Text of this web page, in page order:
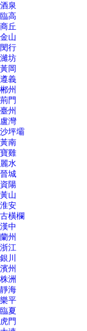
酒泉
臨高
商丘
金山
閔行
濰坊
黃岡
遵義
郴州
荊門
臺州
盧灣
沙坪壩
黃南
寶雞
麗水
晉城
資陽
黃山
淮安
古橫欄
漢中
蘭州
浙江
銀川
濱州
株洲
靜海
樂平
臨夏
虎門